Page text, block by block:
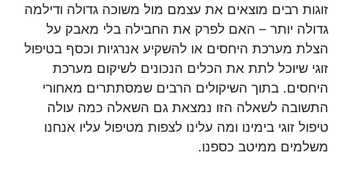
זוגות רבים מוצאים את עצמם מול משוכה גדולה ודילמה
גדולה יותר – האם לפרק את החבילה בלי מאבק על
הצלת מערכת היחסים או להשקיע אנרגיות וכסף בטיפול
זוגי שיוכל לתת את הכלים הנכונים לשיקום מערכת
היחסים. בתוך השיקולים הרבים שמסתתרים מאחורי
התשובה לשאלה הזו נמצאת גם השאלה כמה עולה
טיפול זוגי בימינו ומה עלינו לצפות מטיפול עליו אנחנו
משלמים ממיטב כספנו.